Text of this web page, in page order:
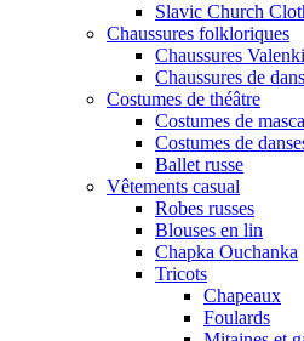
Slavic Church
Chaussures folkloriques
Chaussures
Chaussures de
Costumes de théâtre
Costumes de
Costumes de
Ballet russe
Vêtements casual
Robes russes
Blouses en lin
Chapka Ouchanka
Tricots
Chapeaux
Foulards